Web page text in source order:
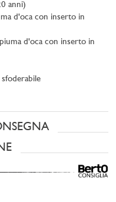
anni)
d'oca con inserto in
d'oca con inserto in